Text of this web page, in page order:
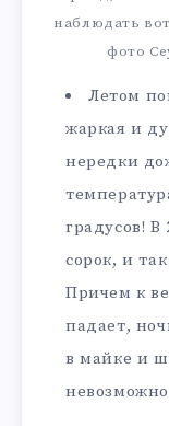
наблюдать
фото
Летом
жаркая и
нередки
градусов!
сорок, и
Причем к
падает,
в майке и